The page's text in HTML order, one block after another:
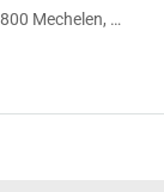
2800 Mechelen, Belgium